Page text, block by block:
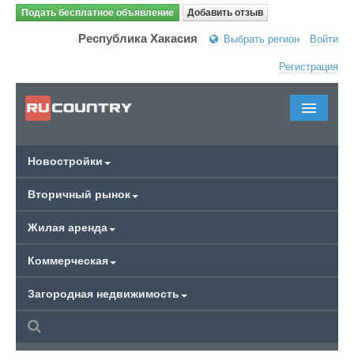
Подать бесплатное объявление Добавить отзыв
Республика Хакасия Выбрать регион Войти
Регистрация
Новостройки
Вторичный рынок
Жилая аренда
Коммерческая
Загородная недвижимость